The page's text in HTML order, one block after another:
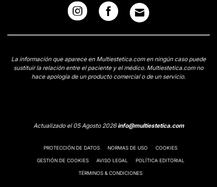
La información que aparece en Multiestetica.com en ningún caso puede
sustituir la relación entre el paciente y el médico. Multiestetica.com no
hace apología de un producto comercial o de un servicio.
Actualizado el 05 Agosto 2026info@multiestetica.com
PROTECCIÓN DE DATOS NORMAS DE USO COOKIES
GESTIÓN DE COOKIES AVISO LEGAL POLÍTICA EDITORIAL
TÉRMINOS & CONDICIONES